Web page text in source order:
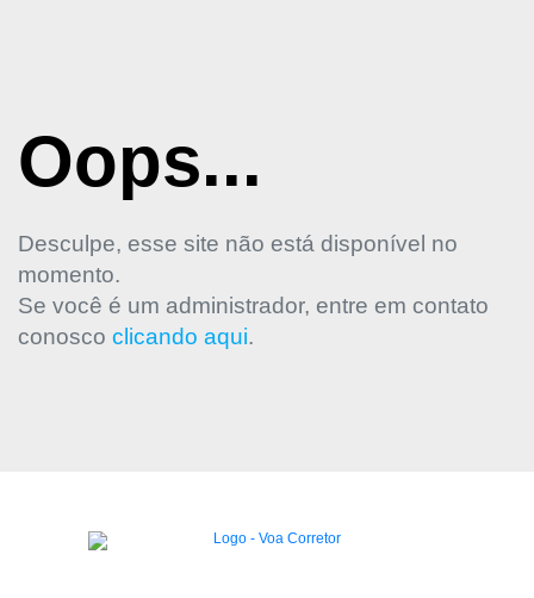
Oops...
Desculpe, esse site não está disponível no
momento.
Se você é um administrador, entre em contato
conosco clicando aqui.